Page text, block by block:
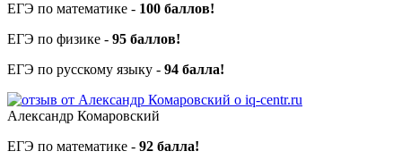
ЕГЭ по математике - 100 баллов!
ЕГЭ по физике - 95 баллов!
ЕГЭ по русскому языку - 94 балла!
Александр Комаровский
ЕГЭ по математике - 92 балла!